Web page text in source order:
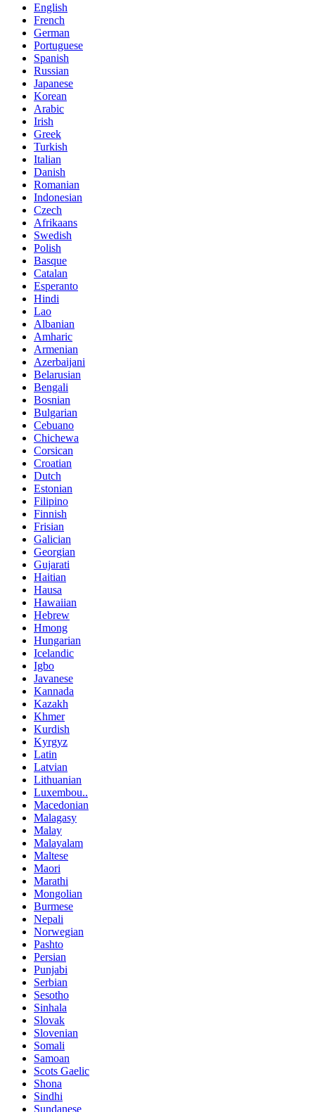
English
French
German
Portuguese
Spanish
Russian
Japanese
Korean
Arabic
Irish
Greek
Turkish
Italian
Danish
Romanian
Indonesian
Czech
Afrikaans
Swedish
Polish
Basque
Catalan
Esperanto
Hindi
Lao
Albanian
Amharic
Armenian
Azerbaijani
Belarusian
Bengali
Bosnian
Bulgarian
Cebuano
Chichewa
Corsican
Croatian
Dutch
Estonian
Filipino
Finnish
Frisian
Galician
Georgian
Gujarati
Haitian
Hausa
Hawaiian
Hebrew
Hmong
Hungarian
Icelandic
Igbo
Javanese
Kannada
Kazakh
Khmer
Kurdish
Kyrgyz
Latin
Latvian
Lithuanian
Luxembou..
Macedonian
Malagasy
Malay
Malayalam
Maltese
Maori
Marathi
Mongolian
Burmese
Nepali
Norwegian
Pashto
Persian
Punjabi
Serbian
Sesotho
Sinhala
Slovak
Slovenian
Somali
Samoan
Scots Gaelic
Shona
Sindhi
Sundanese